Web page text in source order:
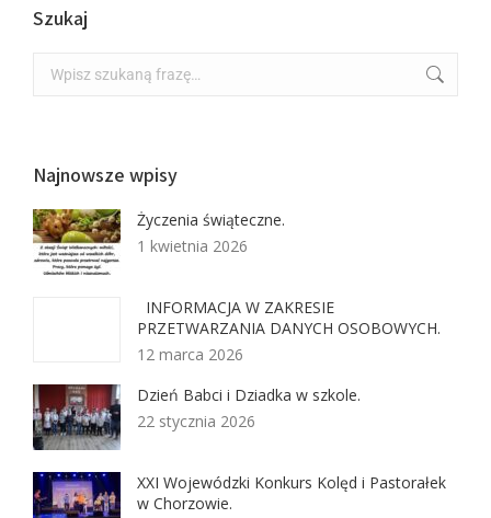
Szukaj
Najnowsze wpisy
Życzenia świąteczne.
1 kwietnia 2026
INFORMACJA W ZAKRESIE
PRZETWARZANIA DANYCH OSOBOWYCH.
12 marca 2026
Dzień Babci i Dziadka w szkole.
22 stycznia 2026
XXI Wojewódzki Konkurs Kolęd i Pastorałek
w Chorzowie.